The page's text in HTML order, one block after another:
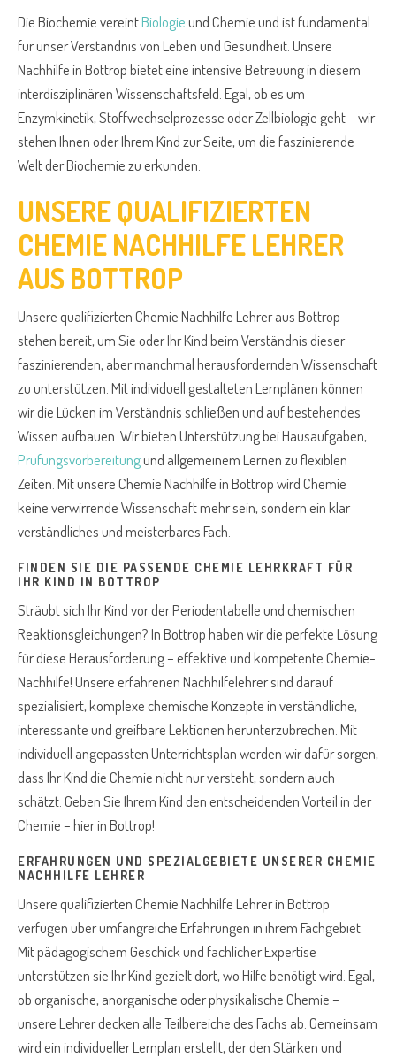
Die Biochemie vereintBiologieund Chemie und ist fundamental
für unser Verständnis von Leben und Gesundheit. Unsere
Nachhilfe in Bottrop bietet eine intensive Betreuung in diesem
interdisziplinären Wissenschaftsfeld. Egal, ob es um
Enzymkinetik, Stoffwechselprozesse oder Zellbiologie geht – wir
stehen Ihnen oder Ihrem Kind zur Seite, um die faszinierende
Welt der Biochemie zu erkunden.
UNSERE QUALIFIZIERTEN
CHEMIE NACHHILFE LEHRER
AUS BOTTROP
Unsere qualifizierten Chemie Nachhilfe Lehrer aus Bottrop
stehen bereit, um Sie oder Ihr Kind beim Verständnis dieser
faszinierenden, aber manchmal herausfordernden Wissenschaft
zu unterstützen. Mit individuell gestalteten Lernplänen können
wir die Lücken im Verständnis schließen und auf bestehendes
Wissen aufbauen. Wir bieten Unterstützung bei Hausaufgaben,
Prüfungsvorbereitungund allgemeinem Lernen zu flexiblen
Zeiten. Mit unsere Chemie Nachhilfe in Bottrop wird Chemie
keine verwirrende Wissenschaft mehr sein, sondern ein klar
verständliches und meisterbares Fach.
FINDEN SIE DIE PASSENDE CHEMIE LEHRKRAFT FÜR
IHR KIND IN BOTTROP
Sträubt sich Ihr Kind vor der Periodentabelle und chemischen
Reaktionsgleichungen? In Bottrop haben wir die perfekte Lösung
für diese Herausforderung – effektive und kompetente Chemie-
Nachhilfe! Unsere erfahrenen Nachhilfelehrer sind darauf
spezialisiert, komplexe chemische Konzepte in verständliche,
interessante und greifbare Lektionen herunterzubrechen. Mit
individuell angepassten Unterrichtsplan werden wir dafür sorgen,
dass Ihr Kind die Chemie nicht nur versteht, sondern auch
schätzt. Geben Sie Ihrem Kind den entscheidenden Vorteil in der
Chemie – hier in Bottrop!
ERFAHRUNGEN UND SPEZIALGEBIETE UNSERER CHEMIE
NACHHILFE LEHRER
Unsere qualifizierten Chemie Nachhilfe Lehrer in Bottrop
verfügen über umfangreiche Erfahrungen in ihrem Fachgebiet.
Mit pädagogischem Geschick und fachlicher Expertise
unterstützen sie Ihr Kind gezielt dort, wo Hilfe benötigt wird. Egal,
ob organische, anorganische oder physikalische Chemie –
unsere Lehrer decken alle Teilbereiche des Fachs ab. Gemeinsam
wird ein individueller Lernplan erstellt, der den Stärken und